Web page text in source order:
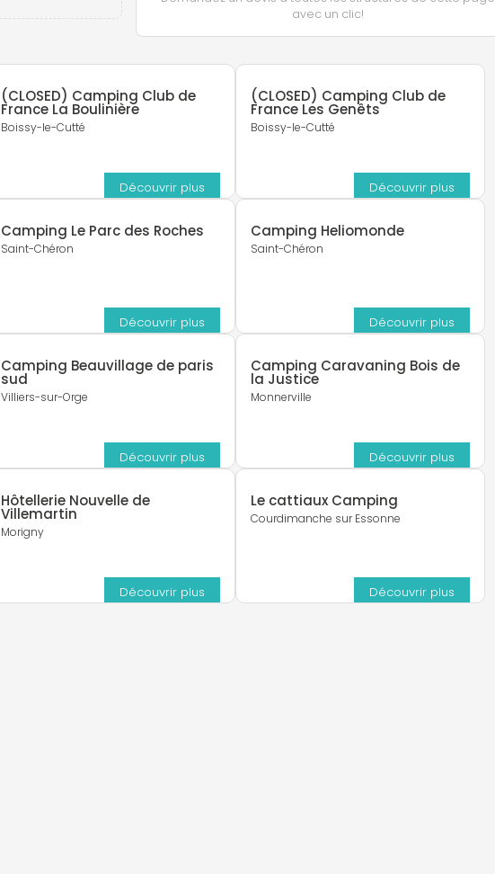
avec un clic!
(CLOSED) Camping Club de
France La Boulinière
Boissy-le-Cutté
Découvrir plus
(CLOSED) Camping Club de
France Les Genêts
Boissy-le-Cutté
Découvrir plus
Camping Le Parc des Roches
Saint-Chéron
Découvrir plus
Camping Heliomonde
Saint-Chéron
Découvrir plus
Camping Beauvillage de paris
sud
Villiers-sur-Orge
Découvrir plus
Camping Caravaning Bois de
la Justice
Monnerville
Découvrir plus
Hôtellerie Nouvelle de
Villemartin
Morigny
Découvrir plus
Le cattiaux Camping
Courdimanche sur Essonne
Découvrir plus